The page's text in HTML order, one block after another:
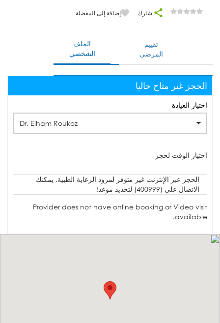
شارك إضافة إلى المفضلة
الملف
الشخصي
تقييم
المرضى
الحجز غير متاح حاليا
اختيار العيادة
Dr. Elham Roukoz
اختيار الوقت لحجز
الحجز عبر الإنترنت غير متوفر لمزود الرعاية الطبية. يمكنك
الاتصال على (400999) لتحديد موعد!
Provider does not have online booking or Video visit
available.